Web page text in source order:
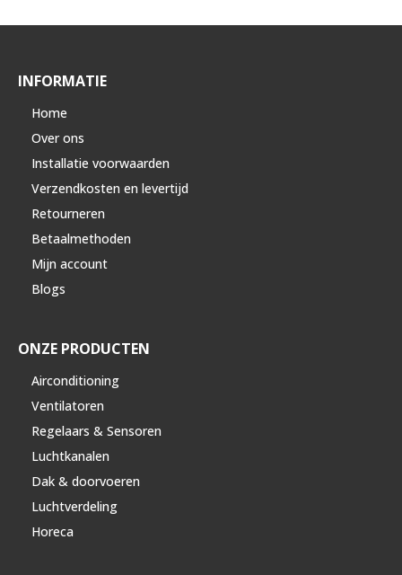
INFORMATIE
Home
Over ons
Installatie voorwaarden
Verzendkosten en levertijd
Retourneren
Betaalmethoden
Mijn account
Blogs
ONZE PRODUCTEN
Airconditioning
Ventilatoren
Regelaars & Sensoren
Luchtkanalen
Dak & doorvoeren
Luchtverdeling
Horeca